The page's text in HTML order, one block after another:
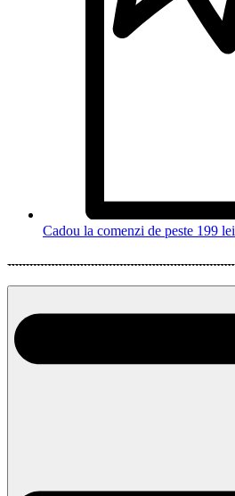
Cadou la comenzi de peste 199 lei